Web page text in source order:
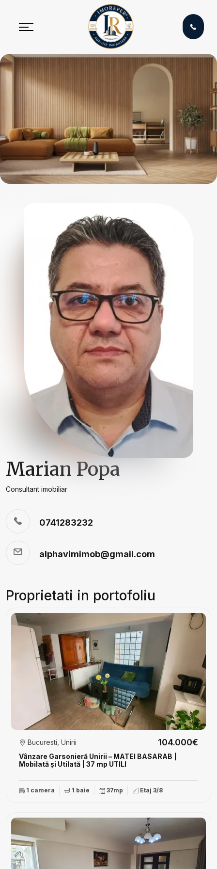
Marian Popa
Consultant imobiliar
0741283232
alphavimimob@gmail.com
Proprietati in portofoliu
Vânzare Garsonieră Unirii – MATEI BASARAB |
Mobilată și Utilată | 37 mp UTILI
Bucuresti, Unirii 104.000€
1 camera 1 baie 37mp Etaj 3/8